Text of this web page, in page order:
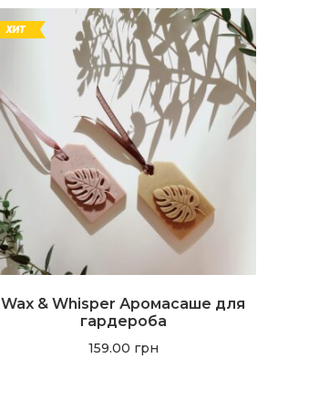
Wax & Whisper Аромасаше для
гардероба
159.00 грн